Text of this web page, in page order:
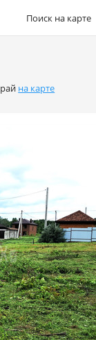
Поиск на карте
на карте